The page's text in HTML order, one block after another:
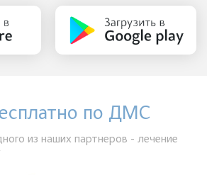
по ДМС
из наших партнеров - лечение